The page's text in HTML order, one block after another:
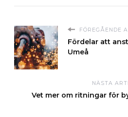
FÖREGÅENDE
Fördelar att
Umeå
NÄSTA
Vet mer om ritningar för